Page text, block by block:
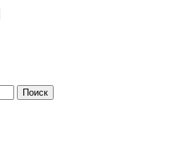
Поиск